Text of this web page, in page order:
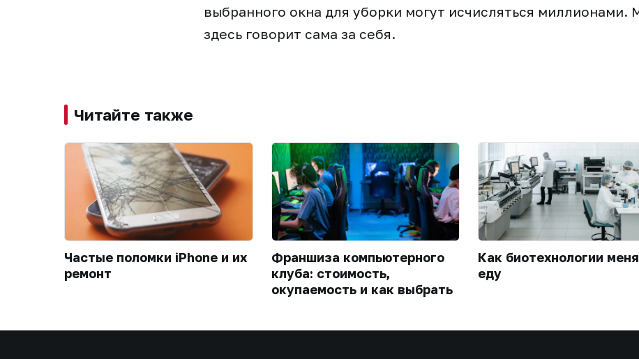
выбранного окна для уборки могут исчисляться миллионами.
здесь говорит сама за себя.
Читайте также
Частые поломки iPhone и их
ремонт
Франшиза компьютерного
клуба: стоимость,
окупаемость и как выбрать
Как биотехнологии
еду